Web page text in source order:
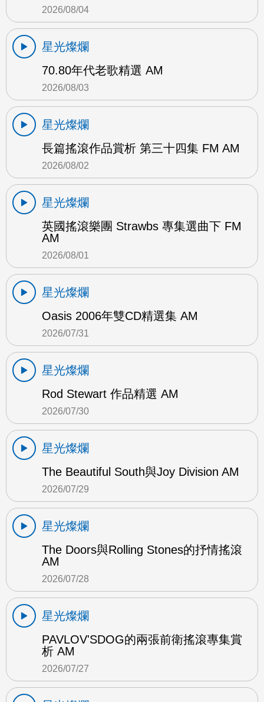
2026/08/04
星光燦爛
70.80年代老歌精選 AM
2026/08/03
星光燦爛
長篇搖滾作品賞析 第三十四集 FM AM
2026/08/02
星光燦爛
英國搖滾樂團 Strawbs 專集選曲下 FM
AM
2026/08/01
星光燦爛
Oasis 2006年雙CD精選集 AM
2026/07/31
星光燦爛
Rod Stewart 作品精選 AM
2026/07/30
星光燦爛
The Beautiful South與Joy Division AM
2026/07/29
星光燦爛
The Doors與Rolling Stones的抒情搖滾
AM
2026/07/28
星光燦爛
PAVLOV'SDOG的兩張前衛搖滾專集賞
析 AM
2026/07/27